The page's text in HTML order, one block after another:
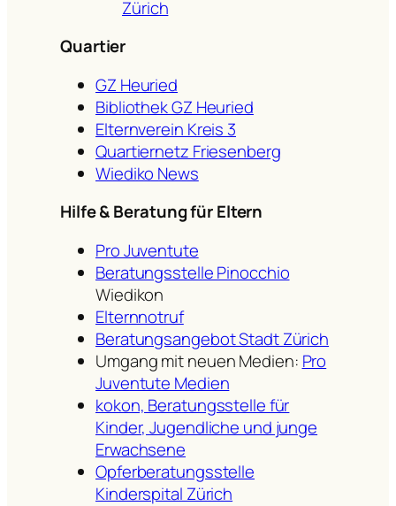
Zürich
Quartier
GZ Heuried
Bibliothek GZ Heuried
Elternverein Kreis 3
Quartiernetz Friesenberg
Wiediko News
Hilfe & Beratung für Eltern
Pro Juventute
Beratungsstelle Pinocchio
Wiedikon
Elternnotruf
Beratungsangebot Stadt Zürich
Umgang mit neuen Medien: Pro
Juventute Medien
kokon, Beratungsstelle für
Kinder, Jugendliche und junge
Erwachsene
Opferberatungsstelle
Kinderspital Zürich